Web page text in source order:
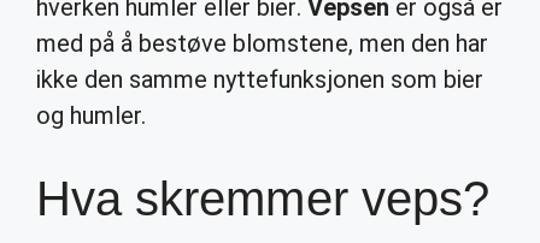
hverken humler eller bier. Vepsen er også er
med på å bestøve blomstene, men den har
ikke den samme nyttefunksjonen som bier
og humler.
Hva skremmer veps?